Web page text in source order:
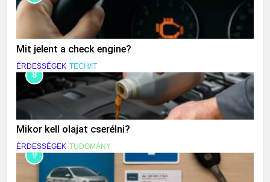
Mit jelent a check engine?
ÉRDESSÉGEK TECH/IT
8
Mikor kell olajat cserélni?
ÉRDESSÉGEK TUDOMÁNY
9